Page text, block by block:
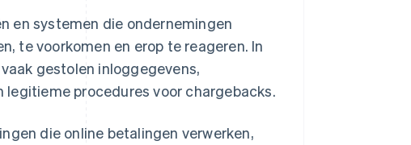
en systemen die ondernemingen
te voorkomen en erop te reageren. In
gestolen inloggegevens,
procedures voor chargebacks.
die online betalingen verwerken,